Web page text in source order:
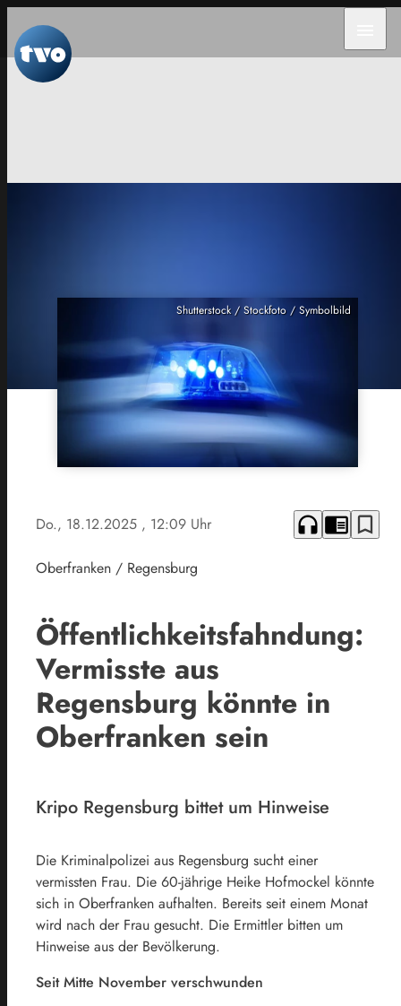
Shutterstock / Stockfoto / Symbolbild
Do., 18.12.2025 , 12:09 Uhr headphones chrome_reader_mode bookmark_border
Oberfranken / Regensburg
Öffentlichkeitsfahndung:
Vermisste aus
Regensburg könnte in
Oberfranken sein
Kripo Regensburg bittet um Hinweise
Die Kriminalpolizei aus Regensburg sucht einer
vermissten Frau. Die 60-jährige Heike Hofmockel könnte
sich in Oberfranken aufhalten. Bereits seit einem Monat
wird nach der Frau gesucht. Die Ermittler bitten um
Hinweise aus der Bevölkerung.
Seit Mitte November verschwunden